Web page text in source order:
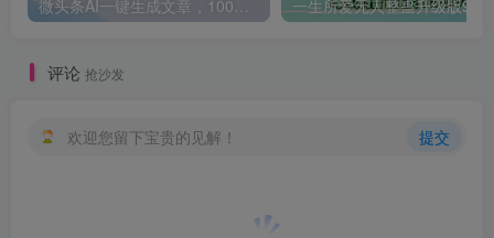
评论 抢沙发
欢迎您留下宝贵的见解！ 提交